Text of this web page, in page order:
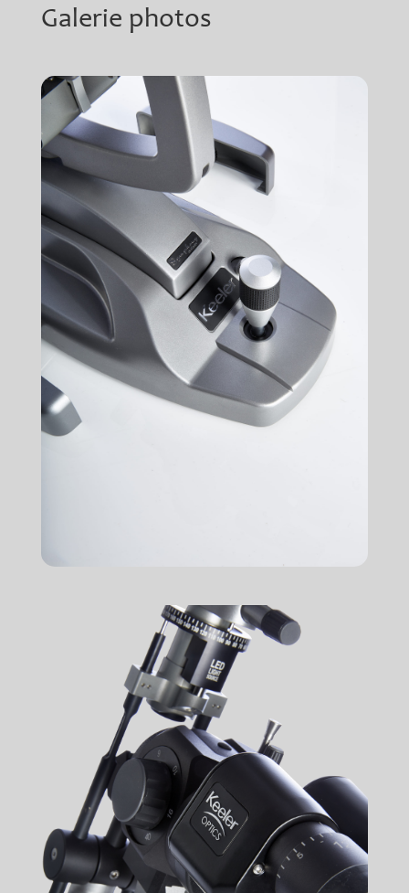
Galerie photos